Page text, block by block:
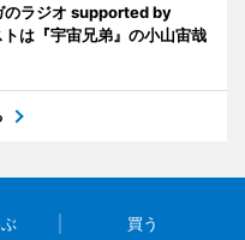
のラジオ supported by
は『宇宙兄弟』の小山宙哉
買う